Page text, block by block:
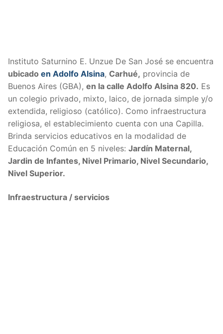
Instituto Saturnino E. Unzue De San José se encuentra
ubicado en Adolfo Alsina, Carhué, provincia de
Buenos Aires (GBA), en la calle Adolfo Alsina 820. Es
un colegio privado, mixto, laico, de jornada simple y/o
extendida, religioso (católico). Como infraestructura
religiosa, el establecimiento cuenta con una Capilla.
Brinda servicios educativos en la modalidad de
Educación Común en 5 niveles: Jardín Maternal,
Jardin de Infantes, Nivel Primario, Nivel Secundario,
Nivel Superior.
Infraestructura / servicios